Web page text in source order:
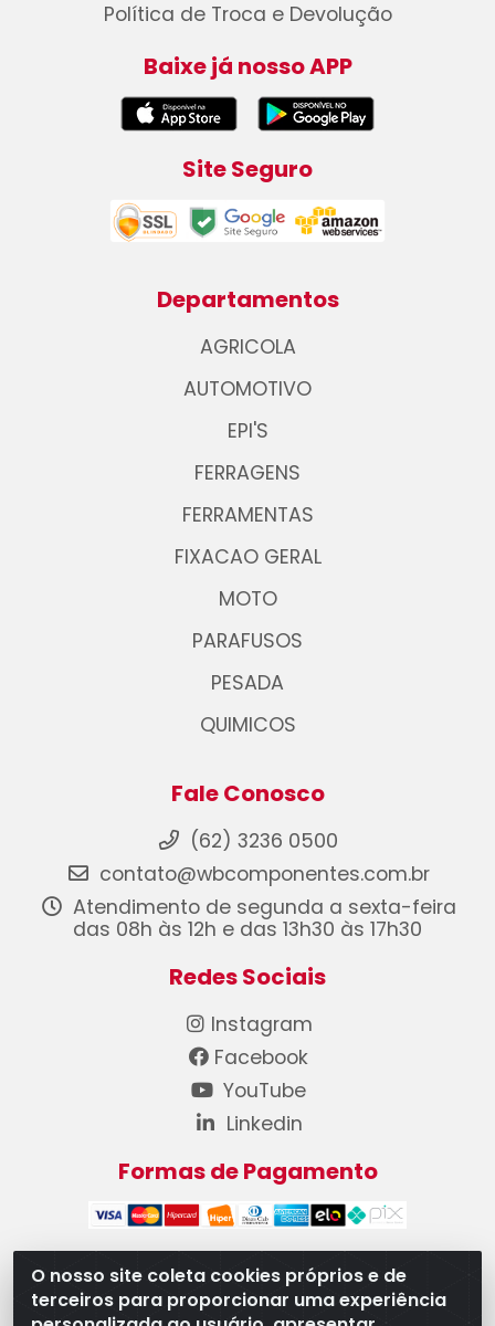
O nosso site coleta cookies próprios e de
terceiros para proporcionar uma experiência
Política de Troca e Devolução
Baixe já nosso APP
Site Seguro
Departamentos
AGRICOLA
AUTOMOTIVO
EPI'S
FERRAGENS
FERRAMENTAS
FIXACAO GERAL
MOTO
PARAFUSOS
PESADA
QUIMICOS
Fale Conosco
(62) 3236 0500
contato@wbcomponentes.com.br
Atendimento de segunda a sexta-feira
das 08h às 12h e das 13h30 às 17h30
Redes Sociais
Instagram
Facebook
YouTube
Linkedin
Formas de Pagamento
WB Componentes Automotivos LTDA - CNPJ